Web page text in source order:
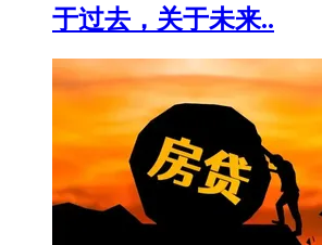
于过去，关于未来..